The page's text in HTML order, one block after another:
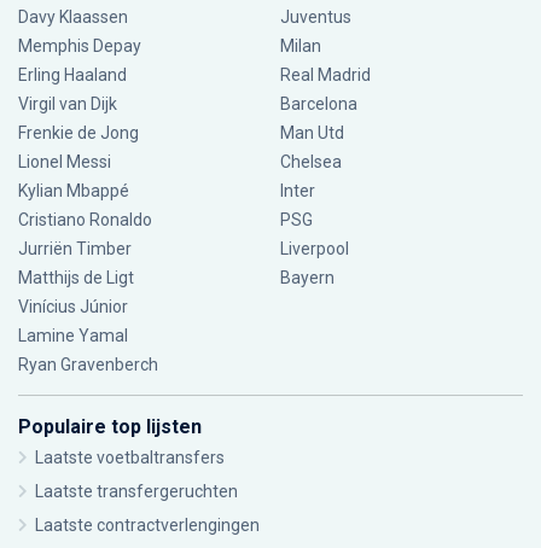
Davy Klaassen
Memphis Depay
Erling Haaland
Virgil van Dijk
Frenkie de Jong
Lionel Messi
Kylian Mbappé
Cristiano Ronaldo
Jurriën Timber
Matthijs de Ligt
Vinícius Júnior
Lamine Yamal
Ryan Gravenberch
Juventus
Milan
Real Madrid
Barcelona
Man Utd
Chelsea
Inter
PSG
Liverpool
Bayern
Populaire top lijsten
Laatste voetbaltransfers
Laatste transfergeruchten
Laatste contractverlengingen